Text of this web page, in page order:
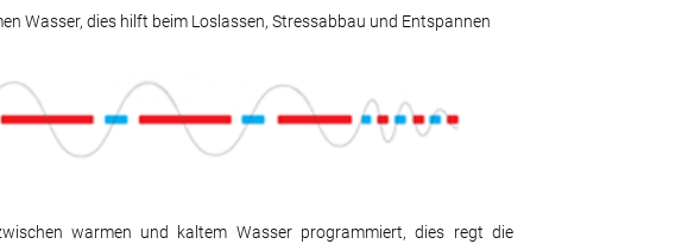
Wasser, dies hilft beim Loslassen, Stressabbau und Entspannen
warmen und kaltem Wasser programmiert, dies regt die